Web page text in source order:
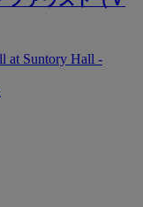
at Suntory Hall -